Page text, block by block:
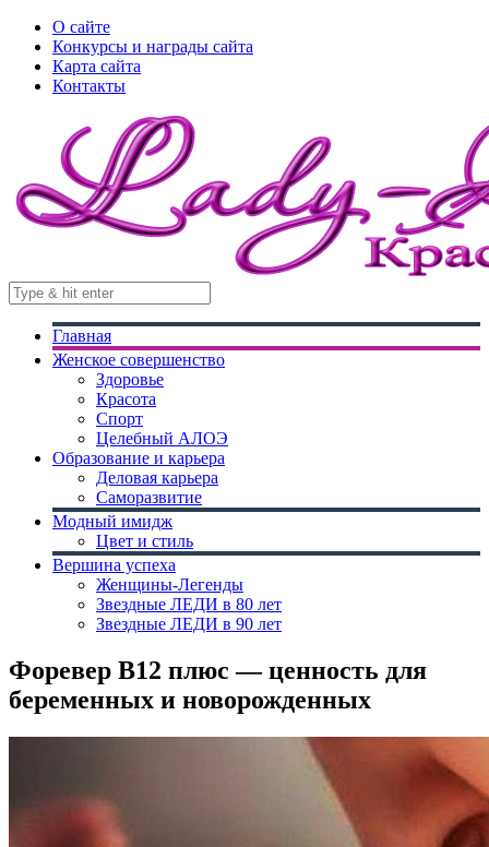
О сайте
Конкурсы и награды сайта
Карта сайта
Контакты
Главная
Женское совершенство
Здоровье
Красота
Спорт
Целебный АЛОЭ
Образование и карьера
Деловая карьера
Саморазвитие
Модный имидж
Цвет и стиль
Вершина успеха
Женщины-Легенды
Звездные ЛЕДИ в 80 лет
Звездные ЛЕДИ в 90 лет
Форевер В12 плюс — ценность для
беременных и новорожденных